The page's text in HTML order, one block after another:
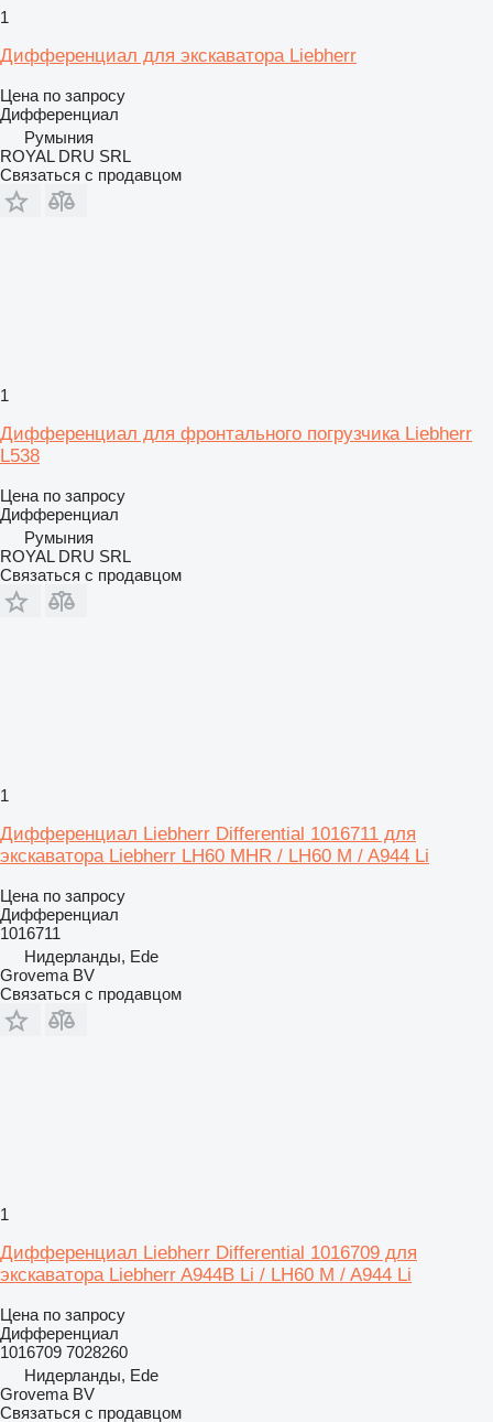
1
Дифференциал для экскаватора Liebherr
Цена по запросу
Дифференциал
Румыния
ROYAL DRU SRL
Связаться с продавцом
1
Дифференциал для фронтального погрузчика Liebherr
L538
Цена по запросу
Дифференциал
Румыния
ROYAL DRU SRL
Связаться с продавцом
1
Дифференциал Liebherr Differential 1016711 для
экскаватора Liebherr LH60 MHR / LH60 M / A944 Li
Цена по запросу
Дифференциал
1016711
Нидерланды, Ede
Grovema BV
Связаться с продавцом
1
Дифференциал Liebherr Differential 1016709 для
экскаватора Liebherr A944B Li / LH60 M / A944 Li
Цена по запросу
Дифференциал
1016709 7028260
Нидерланды, Ede
Grovema BV
Связаться с продавцом